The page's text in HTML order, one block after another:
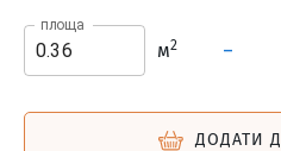
площа
м2 –
ДОДАТИ